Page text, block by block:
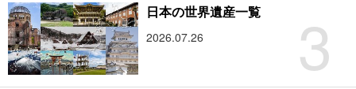
3
日本の世界遺産一覧
2026.07.26